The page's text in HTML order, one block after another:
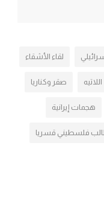
لقاء الأشقاء
اللاتيه صقر وكناريا
هجمات إيرانية
فلسطيني قسريا